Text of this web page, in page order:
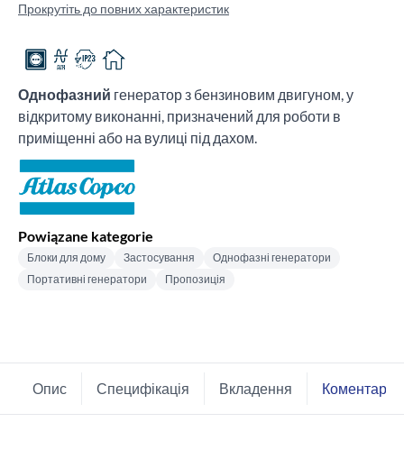
Прокрутіть до повних характеристик
Однофазний генератор з бензиновим двигуном, у
відкритому виконанні, призначений для роботи в
приміщенні або на вулиці під дахом.
Powiązane kategorie
Блоки для дому Застосування
Однофазні генератори
Портативні генератори
Пропозиція
Опис Специфікація Вкладення Коментарі